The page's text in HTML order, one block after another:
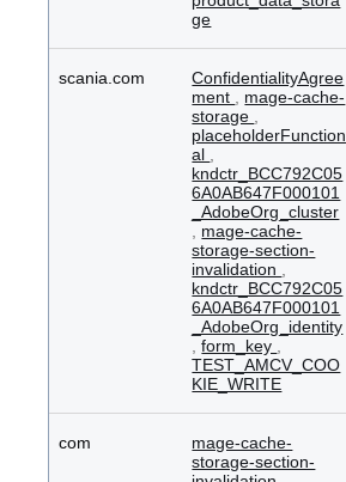
ge
scania.com
ConfidentialityAgree
ment
mage-cache-
storage
placeholderFunction
al
kndctr_BCC792C05
6A0AB647F000101
_AdobeOrg_cluster
mage-cache-
storage-section-
invalidation
kndctr_BCC792C05
6A0AB647F000101
_AdobeOrg_identity
,form_key
TEST_AMCV_COO
KIE_WRITE
com
mage-cache-
storage-section-